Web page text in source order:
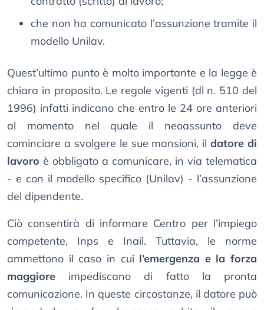
che non ha comunicato l’assunzione tramite il
modello Unilav.
Quest’ultimo punto è molto importante e la legge è
chiara in proposito. Le regole vigenti (dl n. 510 del
1996) infatti indicano che entro le 24 ore anteriori
al momento nel quale il neoassunto deve
cominciare a svolgere le sue mansioni, ildatore di
lavoro è obbligato a comunicare, in via telematica
- e con il modello specifico (Unilav) - l’assunzione
del dipendente.
Ciò consentirà di informare Centro per l’impiego
competente, Inps e Inail. Tuttavia, le norme
ammettono il caso in cui l’emergenza e la forza
maggiore impediscano di fatto la pronta
comunicazione. In queste circostanze, il datore può